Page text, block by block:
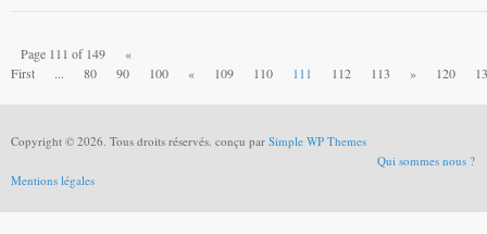
Page 111 of 149
«
First
... 80 90 100 « 109 110 111 112 113 » 120
Copyright © 2026. Tous droits réservés. conçu par Simple WP Themes
Qui sommes nous ?
Mentions légales